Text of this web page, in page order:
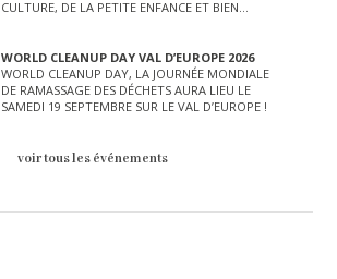
CULTURE, DE LA PETITE ENFANCE ET BIEN
WORLD CLEANUP DAY VAL D’EUROPE 2026
WORLD CLEANUP DAY, LA JOURNÉE MONDIALE
DE RAMASSAGE DES DÉCHETS AURA LIEU LE
SAMEDI 19 SEPTEMBRE SUR LE VAL D’EUROPE !
voir tous les événements